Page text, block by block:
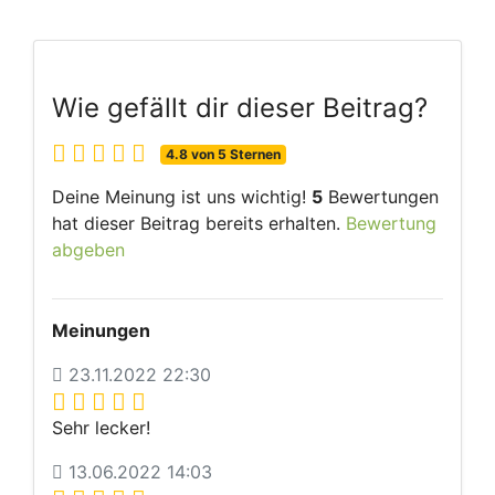
Wie gefällt dir dieser Beitrag?
4.8 von 5 Sternen
Deine Meinung ist uns wichtig! 5 Bewertungen
hat dieser Beitrag bereits erhalten. Bewertung
abgeben
Meinungen
23.11.2022 22:30
Sehr lecker!
13.06.2022 14:03